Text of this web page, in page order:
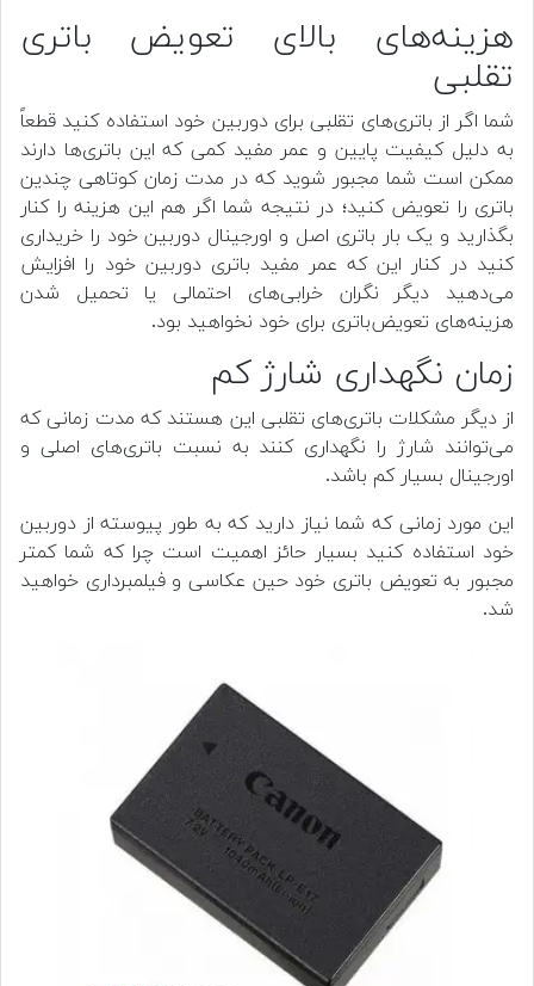
هزینه‌های بالای تعویض باتری
تقلبی
شما اگر از باتری‌های تقلبی برای دوربین خود استفاده کنید قطعاً
به دلیل کیفیت پایین و عمر مفید کمی که این باتری‌ها دارند
ممکن است شما مجبور شوید که در مدت زمان کوتاهی چندین
باتری را تعویض کنید؛ در نتیجه شما اگر هم این هزینه را کنار
بگذارید و یک بار باتری اصل و اورجینال دوربین خود را خریداری
کنید در کنار این که عمر مفید باتری دوربین خود را افزایش
می‌دهید دیگر نگران خرابی‌های احتمالی یا تحمیل شدن
هزینه‌های تعویض‌باتری برای خود نخواهید بود.
زمان نگهداری شارژ کم
از دیگر مشکلات باتری‌های تقلبی این هستند که مدت زمانی که
می‌توانند شارژ را نگهداری کنند به نسبت باتری‌های اصلی و
اورجینال بسیار کم باشد.
این مورد زمانی که شما نیاز دارید که به طور پیوسته از دوربین
خود استفاده کنید بسیار حائز اهمیت است چرا که شما کمتر
مجبور به تعویض باتری خود حین عکاسی و فیلمبرداری خواهید
شد.